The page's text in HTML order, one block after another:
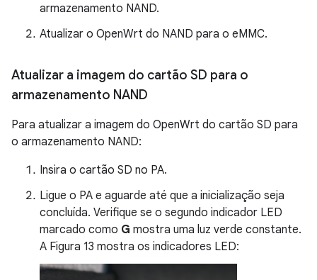
armazenamento NAND.
Atualizar o OpenWrt do NAND para o eMMC.
Atualizar a imagem do cartão SD para o
armazenamento NAND
Para atualizar a imagem do OpenWrt do cartão SD para
o armazenamento NAND:
Insira o cartão SD no PA.
Ligue o PA e aguarde até que a inicialização seja
concluída. Verifique se o segundo indicador LED
marcado como G mostra uma luz verde constante.
A Figura 13 mostra os indicadores LED: